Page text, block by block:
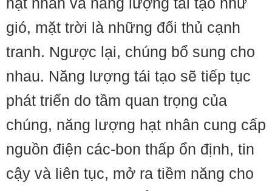
gió, mặt trời là những đối thủ cạnh
tranh. Ngược lại, chúng bổ sung cho
nhau. Năng lượng tái tạo sẽ tiếp tục
phát triển do tầm quan trọng của
chúng, năng lượng hạt nhân cung cấp
nguồn điện các-bon thấp ổn định, tin
cậy và liên tục, mở ra tiềm năng cho